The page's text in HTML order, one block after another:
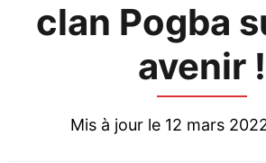
clan Pogba
avenir !
Mis à jour le 12 mars